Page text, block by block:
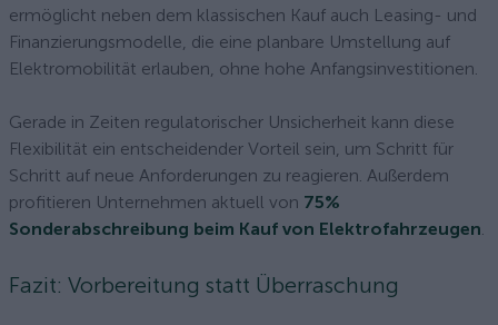
ermöglicht neben dem klassischen Kauf auch Leasing- und
Finanzierungsmodelle, die eine planbare Umstellung auf
Elektromobilität erlauben, ohne hohe Anfangsinvestitionen.
Gerade in Zeiten regulatorischer Unsicherheit kann diese
Flexibilität ein entscheidender Vorteil sein, um Schritt für
Schritt auf neue Anforderungen zu reagieren. Außerdem
profitieren Unternehmen aktuell von 75%
Sonderabschreibung beim Kauf von Elektrofahrzeugen.
Fazit: Vorbereitung statt Überraschung